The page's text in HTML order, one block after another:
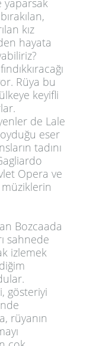
yaparsak
kız
hayata
Rüya bu
keyifli
de Lale
eser
tadını
Opera ve
müziklerin
Bozcaada
sahnede
izlemek
gösteriyi
rüyanın